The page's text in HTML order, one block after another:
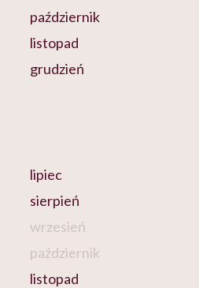
październik
listopad
grudzień
lipiec
sierpień
wrzesień
październik
listopad